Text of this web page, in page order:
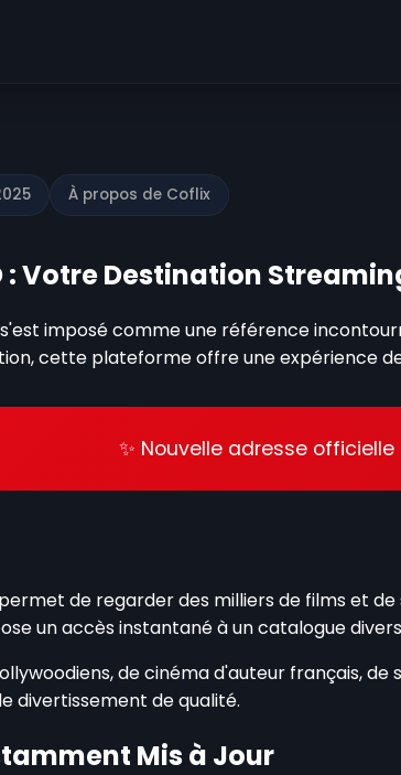
À propos de Coflix
: Votre Destination
s'est imposé comme une référence
cette plateforme offre une expérience
✨ Nouvelle adresse officielle
de regarder des milliers de films et
un accès instantané à un catalogue
de cinéma d'auteur français,
divertissement de qualité.
Mis à Jour